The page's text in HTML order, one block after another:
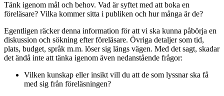
Tänk igenom mål och behov. Vad är syftet med att boka en
föreläsare? Vilka kommer sitta i publiken och hur många är de?
Egentligen räcker denna information för att vi ska kunna påbörja en
diskussion och sökning efter föreläsare. Övriga detaljer som tid,
plats, budget, språk m.m. löser sig längs vägen. Med det sagt, skadar
det ändå inte att tänka igenom även nedanstående frågor:
Vilken kunskap eller insikt vill du att de som lyssnar ska få
med sig från föreläsningen?